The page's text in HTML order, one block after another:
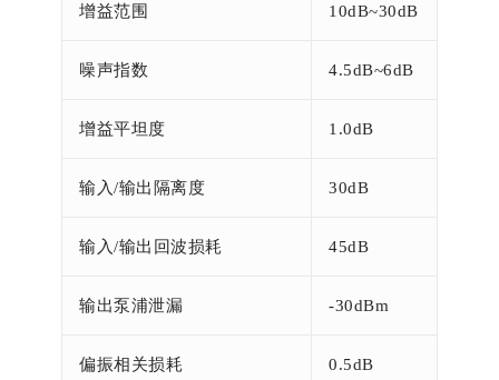
增益范围 10dB~30dB
噪声指数 4.5dB~6dB
增益平坦度 1.0dB
输入/输出隔离度 30dB
输入/输出回波损耗 45dB
输出泵浦泄漏 -30dBm
偏振相关损耗 0.5dB